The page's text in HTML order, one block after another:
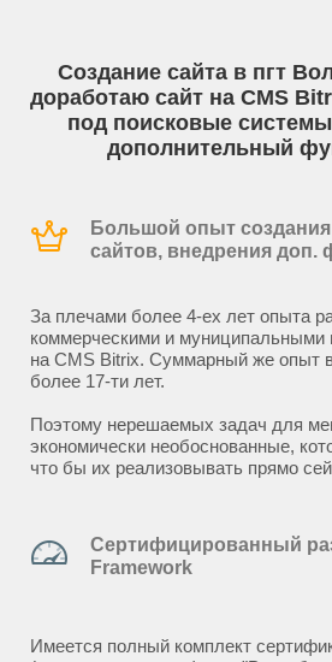
Создание сайта в пгт
доработаю сайт на CMS
под поисковые
дополнительный
Большой опыт создания
сайтов, внедрения доп.
За плечами более 4-ех лет опыта
коммерческими и муниципальными
на CMS Bitrix. Суммарный же опыт
более 17-ти лет.
Поэтому нерешаемых задач для
экономически необоснованные,
что бы их реализовывать прямо
Сертифицированный
Framework
Имеется полный комплект